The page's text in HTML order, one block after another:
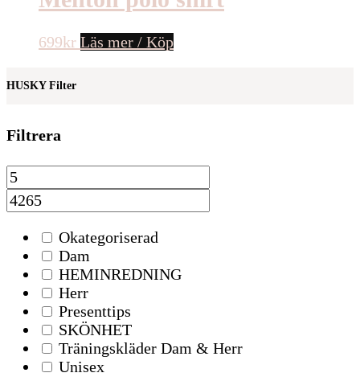
699kr Läs mer / Köp
HUSKY Filter
Filtrera
Okategoriserad
Dam
HEMINREDNING
Herr
Presenttips
SKÖNHET
Träningskläder Dam & Herr
Unisex